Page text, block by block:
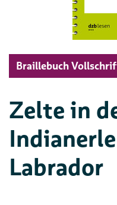
Braillebuch
Zelte in
Labrador